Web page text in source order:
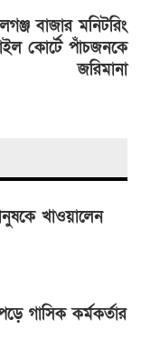
বাজার মনিটরিং
কোর্টে পাঁচজনকে
জরিমানা
খাওয়ালেন
গাসিক কর্মকর্তার